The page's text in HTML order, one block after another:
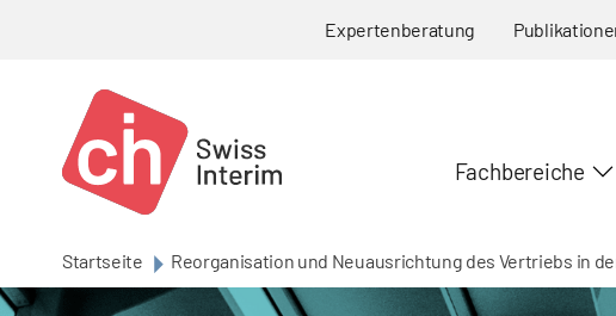
Expertenberatung
Fachbereiche
Startseite Reorganisation und Neuausrichtung des Vertriebs in